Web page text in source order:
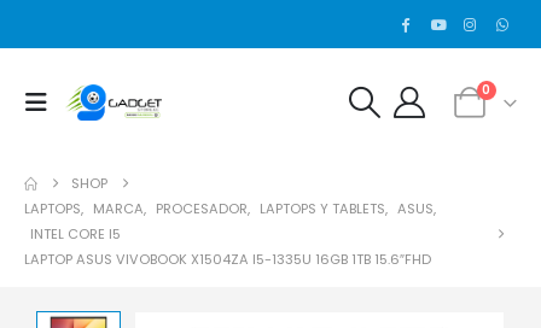
0
SHOP
LAPTOPS, MARCA, PROCESADOR, LAPTOPS Y TABLETS, ASUS,
INTEL CORE I5
LAPTOP ASUS VIVOBOOK X1504ZA I5-1335U 16GB 1TB 15.6″FHD